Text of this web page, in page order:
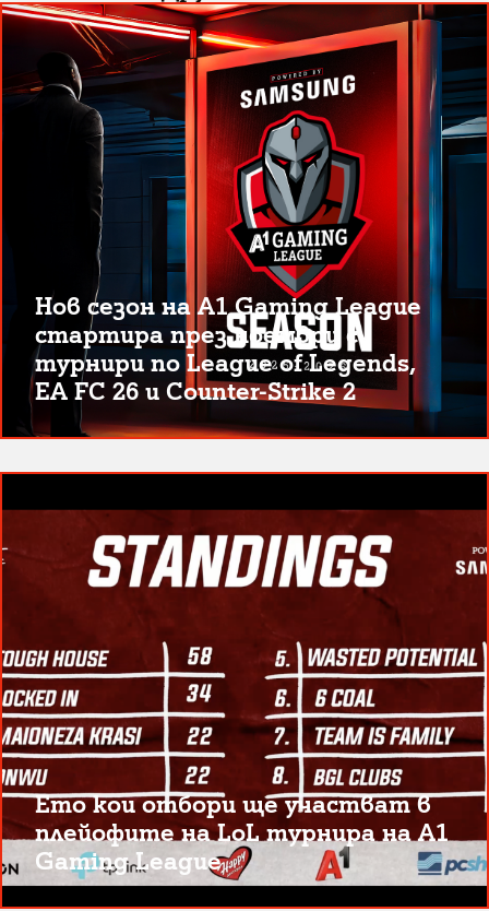
Нов сезон на A1 Gaming League
стартира през ноември с
турнири по League of Legends,
EA FC 26 и Counter-Strike 2
Ето кои отбори ще участват в
плейофите на LoL турнира на A1
Gaming League